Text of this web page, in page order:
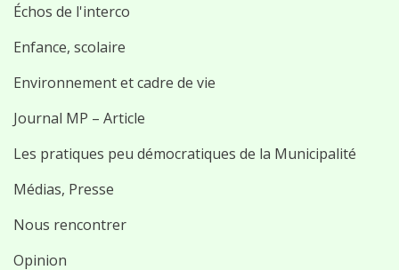
Échos de l'interco
Enfance, scolaire
Environnement et cadre de vie
Journal MP – Article
Les pratiques peu démocratiques de la Municipalité
Médias, Presse
Nous rencontrer
Opinion